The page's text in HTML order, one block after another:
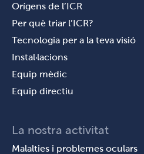
Orígens de l’ICR
Per què triar l’ICR?
Tecnologia per a la teva visió
Instal·lacions
Equip mèdic
Equip directiu
La nostra activitat
Malalties i problemes oculars